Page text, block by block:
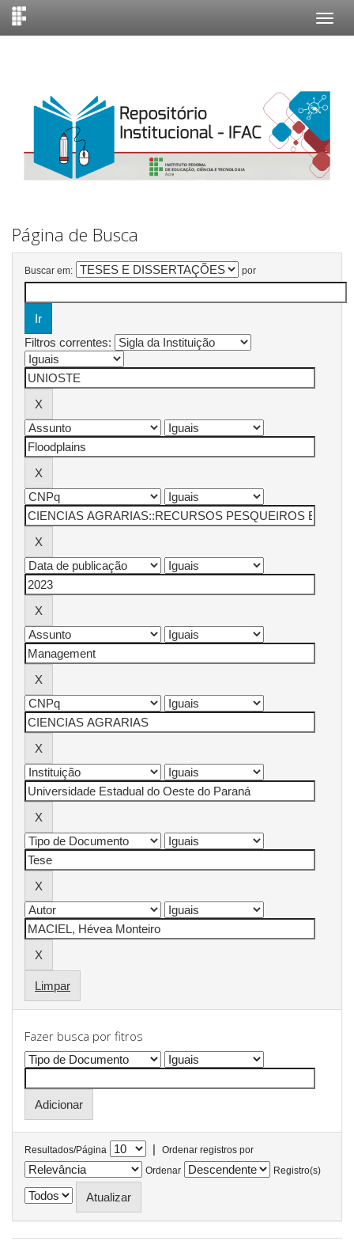
Página de Busca
Buscar em: por
Filtros correntes:
Limpar
Fazer busca por fitros
Resultados/Página |
Ordenar registros por
Ordenar
Registro(s)